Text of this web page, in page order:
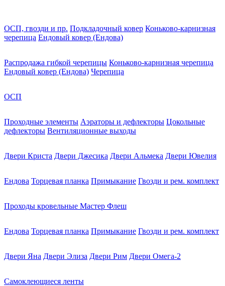
ОСП, гвозди и пр. Подкладочный ковер Коньково-карнизная
черепица Ендовый ковер (Ендова)
Распродажа гибкой черепицы Коньково-карнизная черепица
Ендовый ковер (Ендова) Черепица
ОСП
Проходные элементы Аэраторы и дефлекторы Цокольные
дефлекторы Вентиляционные выходы
Двери Криста Двери Джесика Двери Альмека Двери Ювелия
Ендова Торцевая планка Примыкание Гвозди и рем. комплект
Проходы кровельные Мастер Флеш
Ендова Торцевая планка Примыкание Гвозди и рем. комплект
Двери Яна Двери Элиза Двери Рим Двери Омега-2
Самоклеющиеся ленты